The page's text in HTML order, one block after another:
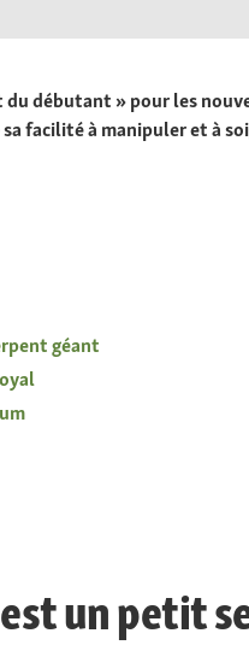
débutant » pour les
facilité à manipuler et à
géant
un petit